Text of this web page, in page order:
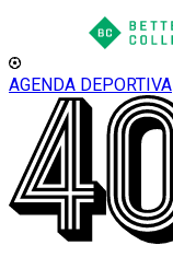
AGENDA DEPORTIVA